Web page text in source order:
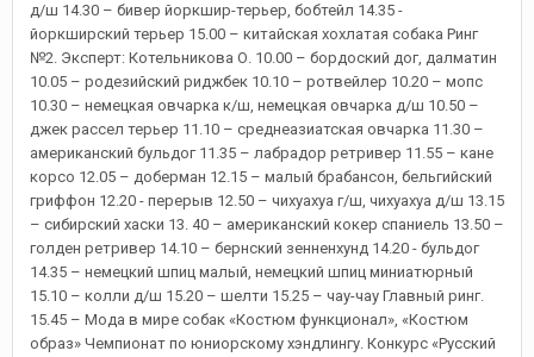
д/ш 14.30 – бивер йоркшир-терьер, бобтейл 14.35 -
йоркширский терьер 15.00 – китайская хохлатая собака Ринг
№2. Эксперт: Котельникова О. 10.00 – бордоский дог, далматин
10.05 – родезийский риджбек 10.10 – ротвейлер 10.20 – мопс
10.30 – немецкая овчарка к/ш, немецкая овчарка д/ш 10.50 –
джек рассел терьер 11.10 – среднеазиатская овчарка 11.30 –
американский бульдог 11.35 – лабрадор ретривер 11.55 – кане
корсо 12.05 – доберман 12.15 – малый брабансон, бельгийский
гриффон 12.20 - перерыв 12.50 – чихуахуа г/ш, чихуахуа д/ш 13.15
– сибирский хаски 13. 40 – американский кокер спаниель 13.50 –
голден ретривер 14.10 – бернский зенненхунд 14.20 - бульдог
14.35 – немецкий шпиц малый, немецкий шпиц миниатюрный
15.10 – колли д/ш 15.20 – шелти 15.25 – чау-чау Главный ринг.
15.45 – Мода в мире собак «Костюм функционал», «Костюм
образ» Чемпионат по юниорскому хэндлингу. Конкурс «Русский